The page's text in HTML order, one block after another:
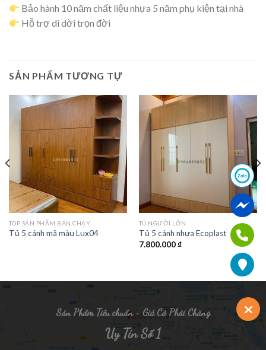
Bảo hành 10 năm chất liệu nhựa 5 năm phụ kiện tại nhà
Hỗ trợ di dời trọn đời
SẢN PHẨM TƯƠNG TỰ
TOP SẢN PHẨM BÁN CHẠY
Tủ 5 cánh mã màu Lux04
TỦ NGƯỜI LỚN
Tủ 5 cánh nhựa Ecoplast
7.800.000₫
Sản Phẩm Tiêu chuẩn - Giá Cả Phải Chăng
Uy Tín Số 1